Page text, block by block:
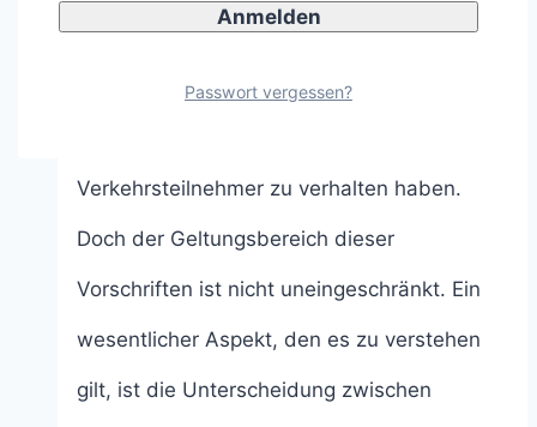
Die Straßenverkehrs-Ordnung (StVO) bildet
das Regelwerk für den Straßenverkehr in
Verkehrsteilnehmer zu verhalten haben.
Doch der Geltungsbereich dieser
Vorschriften ist nicht uneingeschränkt. Ein
wesentlicher Aspekt, den es zu verstehen
gilt, ist die Unterscheidung zwischen
Passwort vergessen?